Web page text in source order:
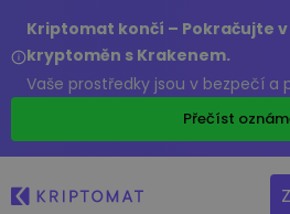
Kriptomat končí – Pokračujte
kryptoměn s Krakenem.
Vaše prostředky jsou v bezpečí a
Přečíst